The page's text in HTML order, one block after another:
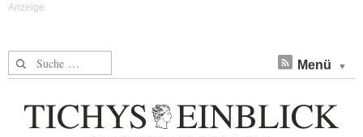
Suche nach: Menü